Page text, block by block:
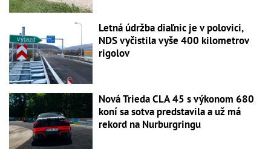
Letná údržba diaľnic je v polovici,
NDS vyčistila vyše 400 kilometrov
rigolov
Nová Trieda CLA 45 s výkonom 680
koní sa sotva predstavila a už má
rekord na Nurburgringu